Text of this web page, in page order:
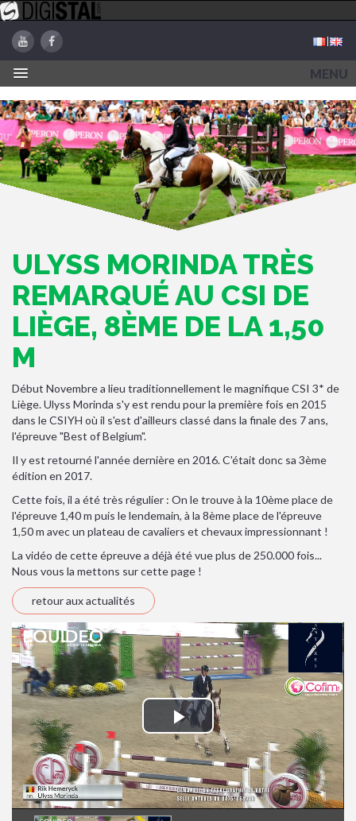
MENU
ULYSS MORINDA TRÈS
REMARQUÉ AU CSI DE
LIÈGE, 8ÈME DE LA 1,50
M
Début Novembre a lieu traditionnellement le magnifique CSI 3* de
Liège. Ulyss Morinda s'y est rendu pour la première fois en 2015
dans le CSIYH où il s'est d'ailleurs classé dans la finale des 7 ans,
l'épreuve "Best of Belgium".
Il y est retourné l'année dernière en 2016. C'était donc sa 3ème
édition en 2017.
Cette fois, il a été très régulier : On le trouve à la 10ème place de
l'épreuve 1,40 m puis le lendemain, à la 8ème place de l'épreuve
1,50 m avec un plateau de cavaliers et chevaux impressionnant !
La vidéo de cette épreuve a déjà été vue plus de 250.000 fois...
Nous vous la mettons sur cette page !
retour aux actualités
Play
Video